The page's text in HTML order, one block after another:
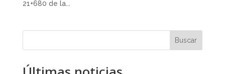
21+680 de la...
Buscar